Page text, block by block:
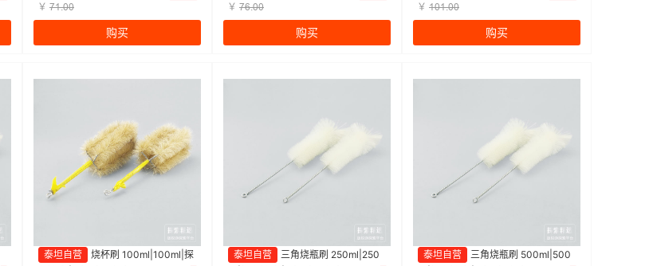
￥ ƚǝŤřř
购买
￥ ƚƧŤřř
购买
￥ ǝřǝŤřř
购买
泰坦自营
烧杯刷 100ml|100ml|探
泰坦自营
三角烧瓶刷 250ml|250
泰坦自营
三角烧瓶刷 500ml|500